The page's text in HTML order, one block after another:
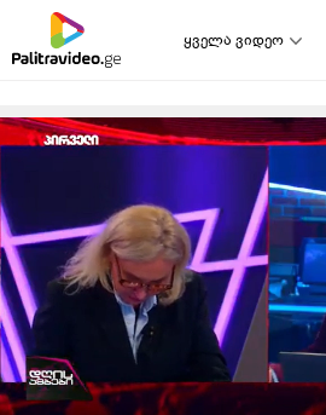
ყველა ვიდეო